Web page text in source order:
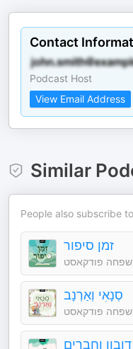
Contact
Podcast Host
View Email Address
Similar
People also subscribe
זמן סיפור
פודקאסט
סְנָאִי וְאַרְנָב
פודקאסט
דובון וחברים